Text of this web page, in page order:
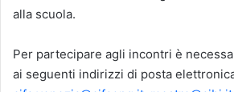
alla scuola.
Per partecipare agli incontri è
ai seguenti indirizzi di posta